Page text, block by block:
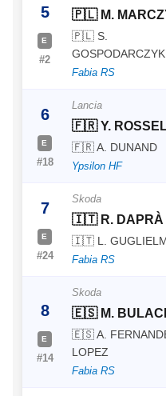
5
E
#2
🇵🇱 M.
🇵🇱 S.
GOSPODARCZYK
Fabia RS
6
E
#18
Lancia
🇫🇷 Y.
🇫🇷 A. DUNAND
Ypsilon HF
7
E
#24
Skoda
🇮🇹 R. DAPRÀ
🇮🇹 L.
Fabia RS
8
E
#14
Skoda
🇪🇸 M.
🇪🇸 A.
LOPEZ
Fabia RS